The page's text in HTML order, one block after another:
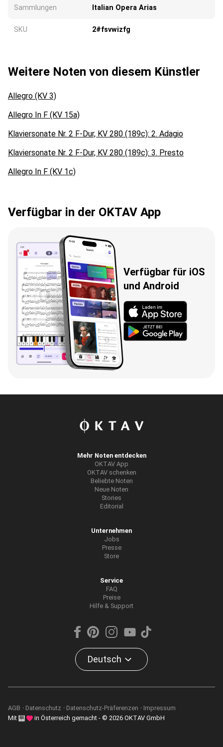
Sammlungen Italian Opera Arias
SKU 2#fsvwizfg
Weitere Noten von diesem Künstler
Allegro (KV 3)
Allegro In F (KV 15a)
Klaviersonate Nr. 2 F-Dur, KV 280 (189c): 2. Adagio
Klaviersonate Nr. 2 F-Dur, KV 280 (189c): 3. Presto
Allegro In F (KV 1c)
Verfügbar in der OKTAV App
Verfügbar für iOS
und Android
Mehr Noten entdecken
OKTAV App
OKTAV schenken
Beliebte Noten
Neue Noten
Stories
Editorial
Unternehmen
Jobs
Presse
Store
Service
FAQ
Preise
Hilfe & Support
Deutsch
AGB Datenschutz Datenschutz-Präferenzen
Impressum
Mit
in Österreich gemacht - © 2026 OKTAV GmbH